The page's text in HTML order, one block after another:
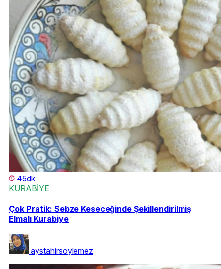
45dk
KURABİYE
Çok Pratik: Sebze Keseceğinde Şekillendirilmiş
Elmalı Kurabiye
aystahirsoylemez